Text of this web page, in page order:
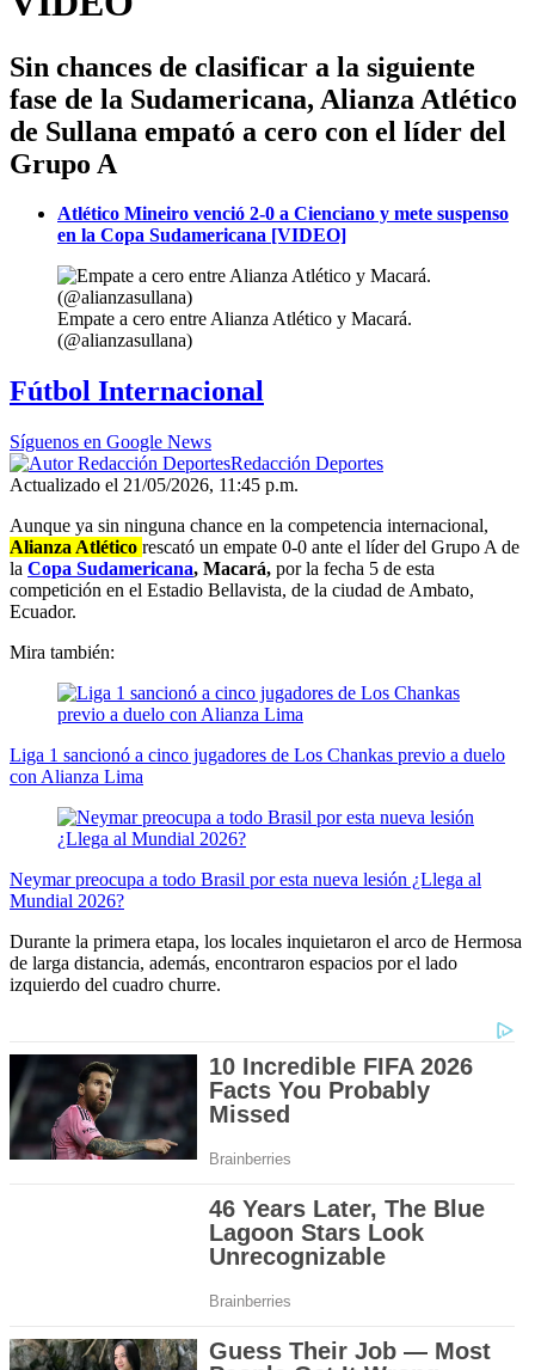
Sin chances de clasificar a la siguiente
fase de la Sudamericana, Alianza Atlético
de Sullana empató a cero con el líder del
Grupo A
Atlético Mineiro venció 2-0 a Cienciano y mete suspenso
en la Copa Sudamericana [VIDEO]
Empate a cero entre Alianza Atlético y Macará.
(@alianzasullana)
Fútbol Internacional
Síguenos en Google News
Redacción Deportes
Actualizado el 21/05/2026, 11:45 p.m.
Aunque ya sin ninguna chance en la competencia internacional,
Alianza Atlético rescató un empate 0-0 ante el líder del Grupo A de
la Copa Sudamericana, Macará, por la fecha 5 de esta
competición en el Estadio Bellavista, de la ciudad de Ambato,
Ecuador.
Mira también:
Liga 1 sancionó a cinco jugadores de Los Chankas previo a duelo
con Alianza Lima
Neymar preocupa a todo Brasil por esta nueva lesión ¿Llega al
Mundial 2026?
Durante la primera etapa, los locales inquietaron el arco de Hermosa
de larga distancia, además, encontraron espacios por el lado
izquierdo del cuadro churre.